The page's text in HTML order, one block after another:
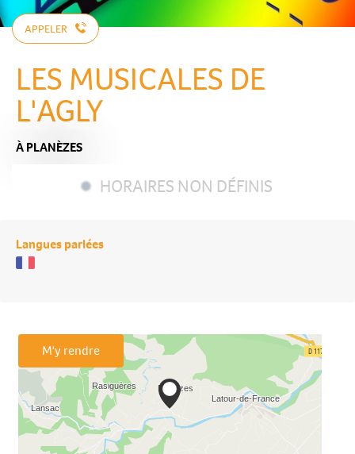
APPELER
LES MUSICALES DE
L'AGLY
À PLANÈZES
HORAIRES NON DÉFINIS
Langues parlées
M'y rendre